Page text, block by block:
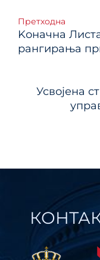
Претходна
Kоначнa
рангирања
Усвојена